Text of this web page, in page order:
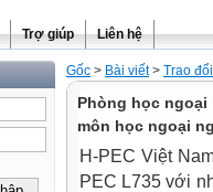
Trợ giúp Liên hệ
Gốc > Bài viết> Trao
Phòng học ngoại
môn học ngoại
H-PEC Việt
PEC L735 với